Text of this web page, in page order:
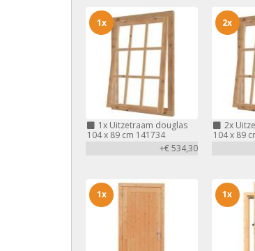
1x Uitzetraam douglas
104 x 89 cm 141734
+€ 534,30
1x
2x
104 x 89
2x
1x 1x